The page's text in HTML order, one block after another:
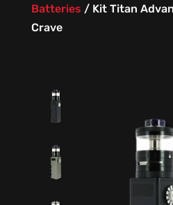
Batteries / Kit Titan
Crave